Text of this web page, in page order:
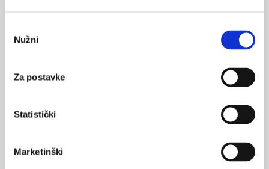
pristanka
Nužni
Za postavke
Statistički
Marketinški
moždani udar
VEZANI SADRŽAJ <
Učestalost ortoreksije nervoze među polaznicima